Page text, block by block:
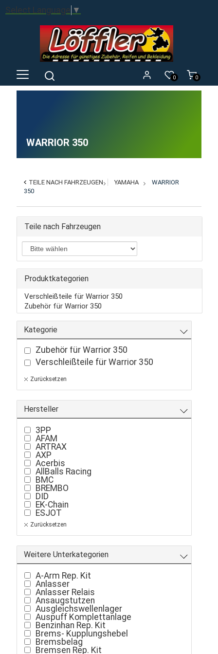
Select Language ▼
0
0
WARRIOR 350
TEILE NACH FAHRZEUGEN YAMAHA
WARRIOR
350
Teile nach Fahrzeugen
Produktkategorien
Verschleißteile für Warrior 350
Zubehör für Warrior 350
Kategorie
Zubehör für Warrior 350
Verschleißteile für Warrior 350
Zurücksetzen
Hersteller
3PP
AFAM
ARTRAX
AXP
Acerbis
AllBalls Racing
BMC
BREMBO
DID
EK-Chain
ESJOT
GoldFren
HifloFilter
HuR
JT Sprockets
K&N
LQ-Racing
LQ-Racing
MAXIMA
MOTUL
NG Brake
NISSIN
PROX
ProBrake
QuadSport
RENTHAL
TK Turbo Kit
Zurücksetzen
Weitere Unterkategorien
A-Arm Rep. Kit
Anlasser
Anlasser Relais
Ansaugstutzen
Ausgleichswellenlager
Auspuff Komplettanlage
Benzinhan Rep. Kit
Brems- Kupplungshebel
Bremsbelag
Bremsen Rep. Kit